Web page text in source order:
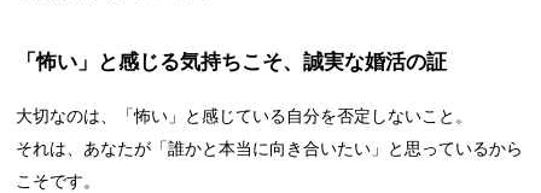
「怖い」と感じる気持ちこそ、誠実な婚活の証
大切なのは、「怖い」と感じている自分を否定しないこと。
それは、あなたが「誰かと本当に向き合いたい」と思っているから
こそです。